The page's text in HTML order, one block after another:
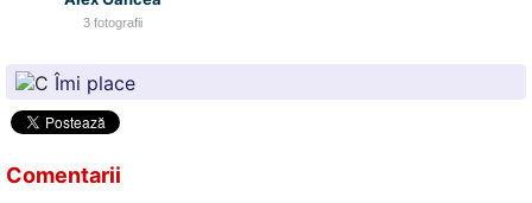
3 fotografii
Îmi place
Comentarii